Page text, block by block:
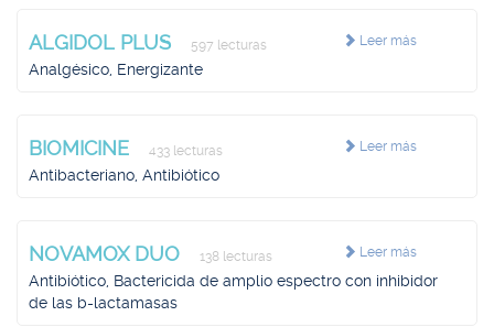
Leer más
ALGIDOL PLUS 597 lecturas
Analgésico, Energizante
Leer más
BIOMICINE 433 lecturas
Antibacteriano, Antibiótico
Leer más
NOVAMOX DUO 138 lecturas
Antibiótico, Bactericida de amplio espectro con inhibidor
de las b-lactamasas